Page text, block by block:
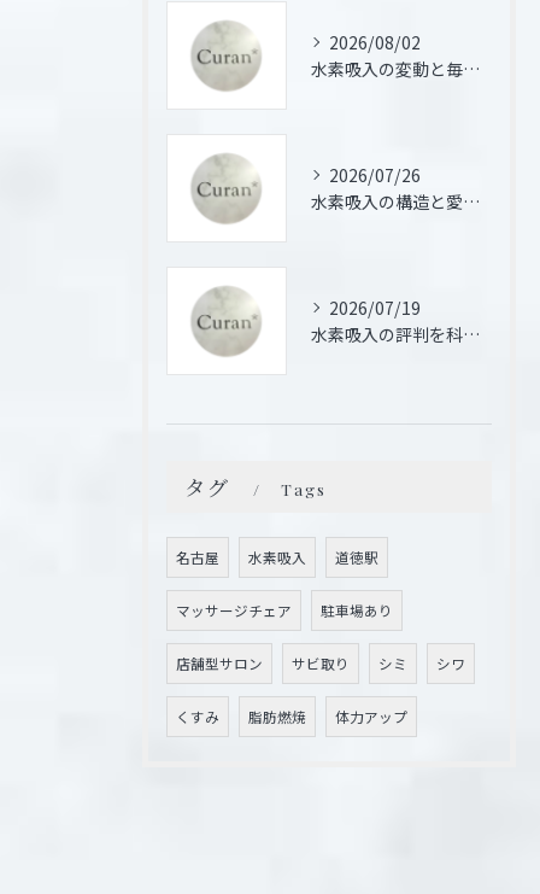
2026/08/02
水素吸入の変動と毎日続けた場合の体感や効果の違いを徹底検証
2026/07/26
水素吸入の構造と愛知県名古屋市豊明市での医療活用を徹底解説
2026/07/19
水素吸入の評判を科学的根拠と体験談から徹底検証しリスクと効果を正しく理解する
タグ Tags
名古屋 水素吸入 道徳駅
マッサージチェア 駐車場あり
店舗型サロン サビ取り シミ シワ
くすみ 脂肪燃焼 体力アップ